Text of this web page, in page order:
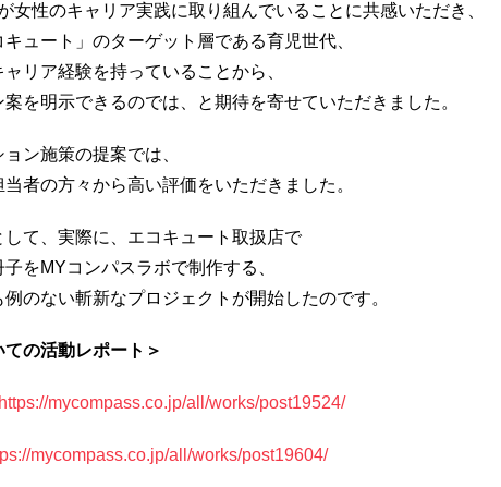
女性のキャリア実践に取り組んでいることに共感いただき、
ュート」のターゲット層である育児世代、
リア経験を持っていることから、
を明示できるのでは、と期待を寄せていただきました。
ン施策の提案では、
者の方々から高い評価をいただきました。
て、実際に、エコキュート取扱店で
をMYコンパスラボで制作する、
のない斬新なプロジェクトが開始したのです。
の活動レポート＞
https://mycompass.co.jp/all/works/post19524/
mycompass.co.jp/all/works/post19604/